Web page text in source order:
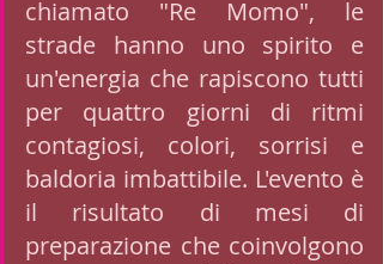
chiamato "Re Momo", le
strade hanno uno spirito e
un'energia che rapiscono tutti
per quattro giorni di ritmi
contagiosi, colori, sorrisi e
baldoria imbattibile. L'evento è
il risultato di mesi di
preparazione che coinvolgono